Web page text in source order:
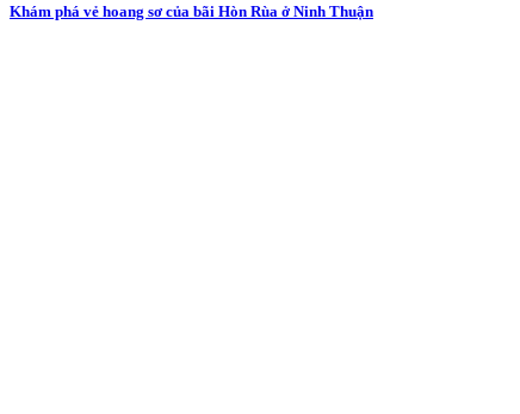
Khám phá vẻ hoang sơ của bãi Hòn Rùa ở Ninh Thuận